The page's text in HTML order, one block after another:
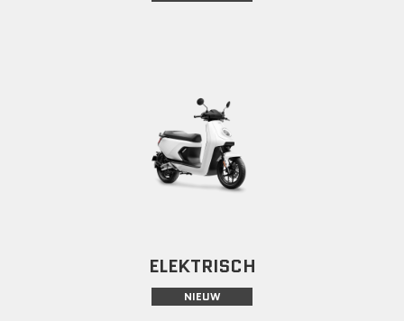
ELEKTRISCH
NIEUW